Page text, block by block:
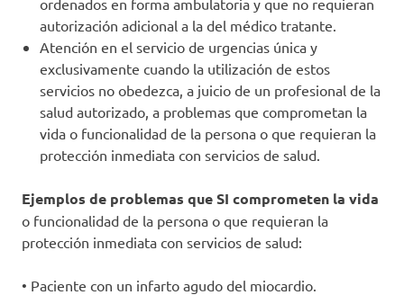
ordenados en forma ambulatoria y que no requieran
autorización adicional a la del médico tratante.
Atención en el servicio de urgencias única y
exclusivamente cuando la utilización de estos
servicios no obedezca, a juicio de un profesional de la
salud autorizado, a problemas que comprometan la
vida o funcionalidad de la persona o que requieran la
protección inmediata con servicios de salud.
Ejemplos de problemas que SI comprometen la vida
o funcionalidad de la persona o que requieran la
protección inmediata con servicios de salud:
• Paciente con un infarto agudo del miocardio.